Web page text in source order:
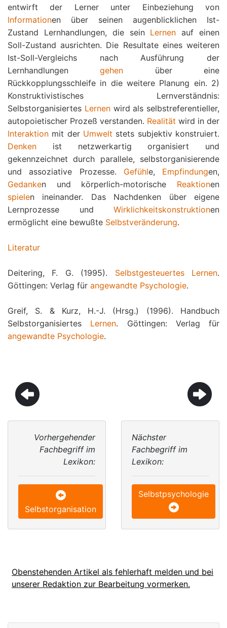
entwirft der Lerner unter Einbeziehung von
Informationen über seinen augenblicklichen Ist-
Zustand Lernhandlungen, die sein Lernen auf einen
Soll-Zustand ausrichten. Die Resultate eines weiteren
Ist-Soll-Vergleichs nach Ausführung der
Lernhandlungengehen über eine
Rückkopplungsschleife in die weitere Planung ein. 2)
Konstruktivistisches Lernverständnis:
Selbstorganisiertes Lernenwird als selbstreferentieller,
autopoietischer Prozeß verstanden. Realität wird in der
Interaktion mit der Umwelt stets subjektiv konstruiert.
Denken ist netzwerkartig organisiert und
gekennzeichnet durch parallele, selbstorganisierende
und assoziative Prozesse. Gefühle, Empfindungen,
Gedanken und körperlich-motorische Reaktionen
spielen ineinander. Das Nachdenken über eigene
Lernprozesse und Wirklichkeitskonstruktionen
ermöglicht eine bewußte Selbstveränderung.
Literatur
Deitering, F. G. (1995). Selbstgesteuertes Lernen.
Göttingen: Verlag für angewandte Psychologie.
Greif, S. & Kurz, H.-J. (Hrsg.) (1996). Handbuch
Selbstorganisiertes Lernen. Göttingen: Verlag für
angewandte Psychologie.
Vorhergehender
Fachbegriff im
Lexikon:
Selbstorganisation
Nächster
Fachbegriff im
Lexikon:
Selbstpsychologie
Obenstehenden Artikel als fehlerhaft melden und bei
unserer Redaktion zur Bearbeitung vormerken.